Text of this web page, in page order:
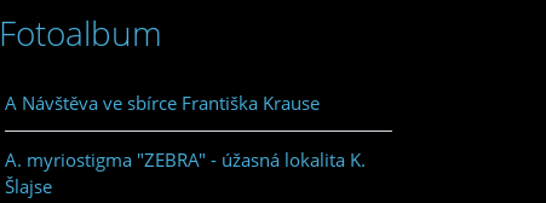
Fotoalbum
A Návštěva ve sbírce Františka Krause
A. myriostigma "ZEBRA" - úžasná lokalita K.
Šlajse